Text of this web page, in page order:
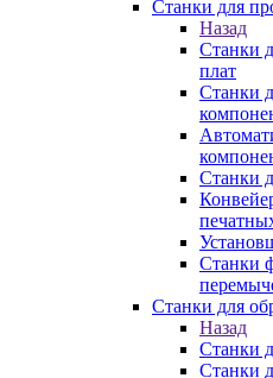
Станки для
Назад
Станки
плат
Станки
Станки
Станки
Станки для
Назад
Станки
Станки